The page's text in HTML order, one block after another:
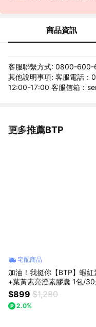
商品資訊
客服聯繫方式: 0800-600-
其他說明事項: 客服電話
12:00-17:00 客服信箱：
更多推薦BTP
看更多
宅配商品
加油！我挺你【BTP】蝦紅
+葉黃素亮澄素膠囊 1包/
$899 $1,280
2.0%